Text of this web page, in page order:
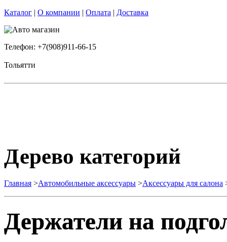
Каталог | О компании | Оплата | Доставка
Телефон: +7(908)911-66-15
Тольятти
Дерево категорий
Главная >Автомобильные аксессуары >Аксессуары для салона
Держатели на